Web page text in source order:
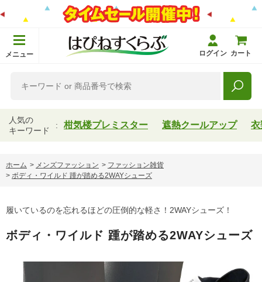
メニュー ログイン カート
人気の
キーワード
柑気楼プレミスター 遮熱クールアップ 衣
ホーム > メンズファッション > ファッション雑貨
> ボディ・ワイルド 踵が踏める2WAYシューズ
履いているのを忘れるほどの圧倒的な軽さ！2WAYシューズ！
ボディ・ワイルド 踵が踏める2WAYシューズ